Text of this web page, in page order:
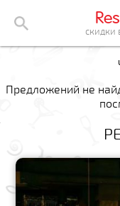
скидки
Предложений не